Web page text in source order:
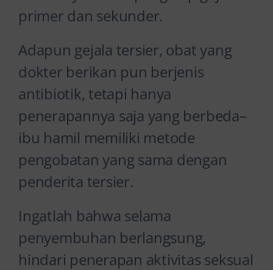
primer dan sekunder.
Adapun gejala tersier, obat yang
dokter berikan pun berjenis
antibiotik, tetapi hanya
penerapannya saja yang berbeda–
ibu hamil memiliki metode
pengobatan yang sama dengan
penderita tersier.
Ingatlah bahwa selama
penyembuhan berlangsung,
hindari penerapan aktivitas seksual